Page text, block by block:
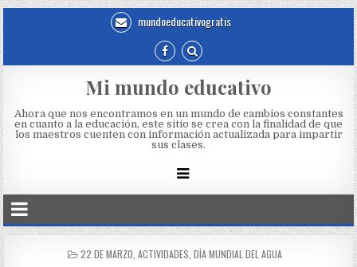
mundoeducativogratis
Mi mundo educativo
Ahora que nos encontramos en un mundo de cambios constantes
en cuanto a la educación, este sitio se crea con la finalidad de que
los maestros cuenten con información actualizada para impartir
sus clases.
22 DE MARZO ACTIVIDADES DÍA MUNDIAL DEL AGUA